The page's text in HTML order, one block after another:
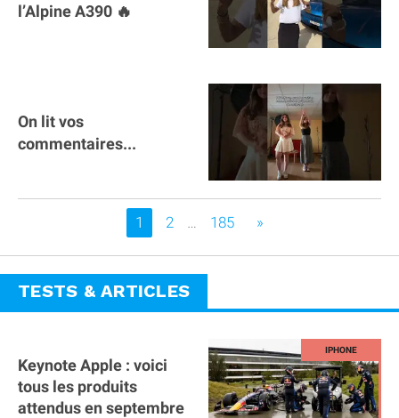
l’Alpine A390 🔥
On lit vos
commentaires...
Vous êtes sur la page
1 2 … 185 »
TESTS & ARTICLES
Keynote Apple : voici
tous les produits
attendus en septembre